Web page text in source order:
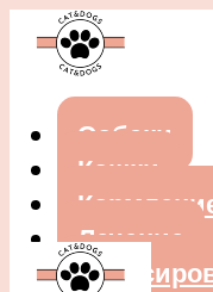
Собаки
Кошки
Лечение